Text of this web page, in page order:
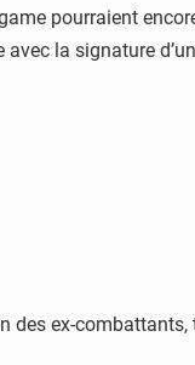
pourraient
la signature d’un
ex-